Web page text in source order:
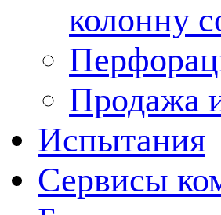
колонну
Продажа
Испытания
Сервисы